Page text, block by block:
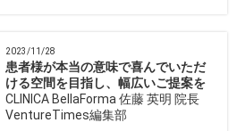
2023/11/28
患者様が本当の意味で喜んでいただ
ける空間を目指し、幅広いご提案を
CLINICA BellaForma 佐藤 英明 院長
VentureTimes編集部